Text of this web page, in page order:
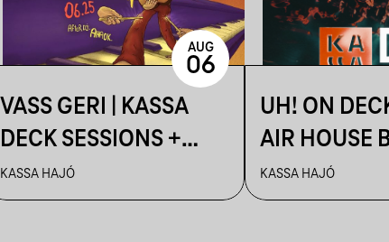
VASS GERI | KASSA
DECK SESSIONS +
AFTER: AHAOK.
KASSA HAJÓ
AUG
06
UH! ON
AIR HOUSE
SESSIONS
KASSA HAJÓ